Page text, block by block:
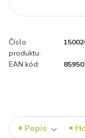
Číslo
produktu:
EAN kód:
Popis